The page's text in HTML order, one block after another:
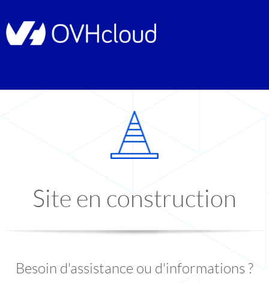
Site en construction
Besoin d'assistance ou d'informations ?